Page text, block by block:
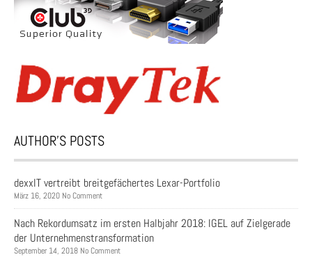
AUTHOR’S POSTS
dexxIT vertreibt breitgefächertes Lexar-Portfolio
März 16, 2020 No Comment
Nach Rekordumsatz im ersten Halbjahr 2018: IGEL auf Zielgerade
der Unternehmenstransformation
September 14, 2018 No Comment